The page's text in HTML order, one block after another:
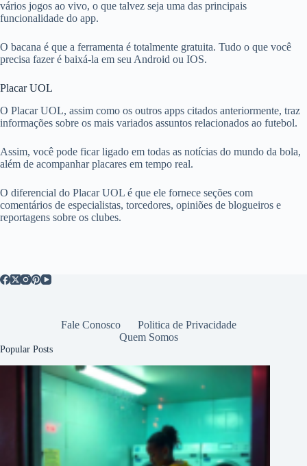
vários jogos ao vivo, o que talvez seja uma das principais
funcionalidade do app.
O bacana é que a ferramenta é totalmente gratuita. Tudo o que você
precisa fazer é baixá-la em seu Android ou IOS.
Placar UOL
O Placar UOL, assim como os outros apps citados anteriormente, traz
informações sobre os mais variados assuntos relacionados ao futebol.
Assim, você pode ficar ligado em todas as notícias do mundo da bola,
além de acompanhar placares em tempo real.
O diferencial do Placar UOL é que ele fornece seções com
comentários de especialistas, torcedores, opiniões de blogueiros e
reportagens sobre os clubes.
Fale Conosco
Politica de Privacidade
Quem Somos
Popular Posts